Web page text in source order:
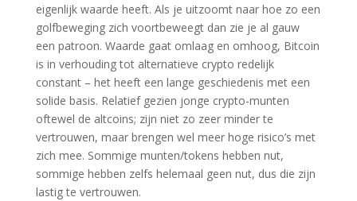
eigenlijk waarde heeft. Als je uitzoomt naar hoe zo een
golfbeweging zich voortbeweegt dan zie je al gauw
een patroon. Waarde gaat omlaag en omhoog, Bitcoin
is in verhouding tot alternatieve crypto redelijk
constant – het heeft een lange geschiedenis met een
solide basis. Relatief gezien jonge crypto-munten
oftewel de altcoins; zijn niet zo zeer minder te
vertrouwen, maar brengen wel meer hoge risico’s met
zich mee. Sommige munten/tokens hebben nut,
sommige hebben zelfs helemaal geen nut, dus die zijn
lastig te vertrouwen.